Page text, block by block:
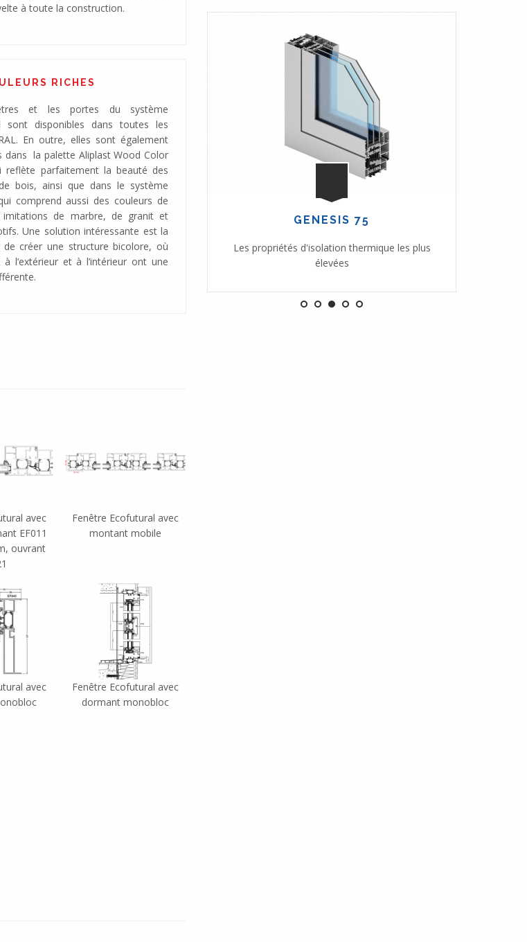
à toute la construction.
RICHES
et les portes du système
sont disponibles dans toutes les
En outre, elles sont également
dans la palette Aliplast Wood Color
reflète parfaitement la beauté des
bois, ainsi que dans le système
comprend aussi des couleurs de
imitations de marbre, de granit et
Une solution intéressante est la
de créer une structure bicolore, où
l’extérieur et à l’intérieur ont une
avec
EF011
ouvrant
Fenêtre Ecofutural avec
montant mobile
avec
Fenêtre Ecofutural avec
dormant monobloc
MAX LIGHT 75
Accès maximal à la lumière du jour
GENESIS 75
Les propriétés d'isolation thermique les plus
élevées